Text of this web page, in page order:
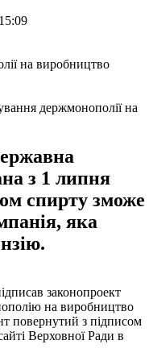
держмонополії на
з 1 липня
спирту зможе
яка
законопроект
на виробництво
повернутий з підписом
Верховної Ради в